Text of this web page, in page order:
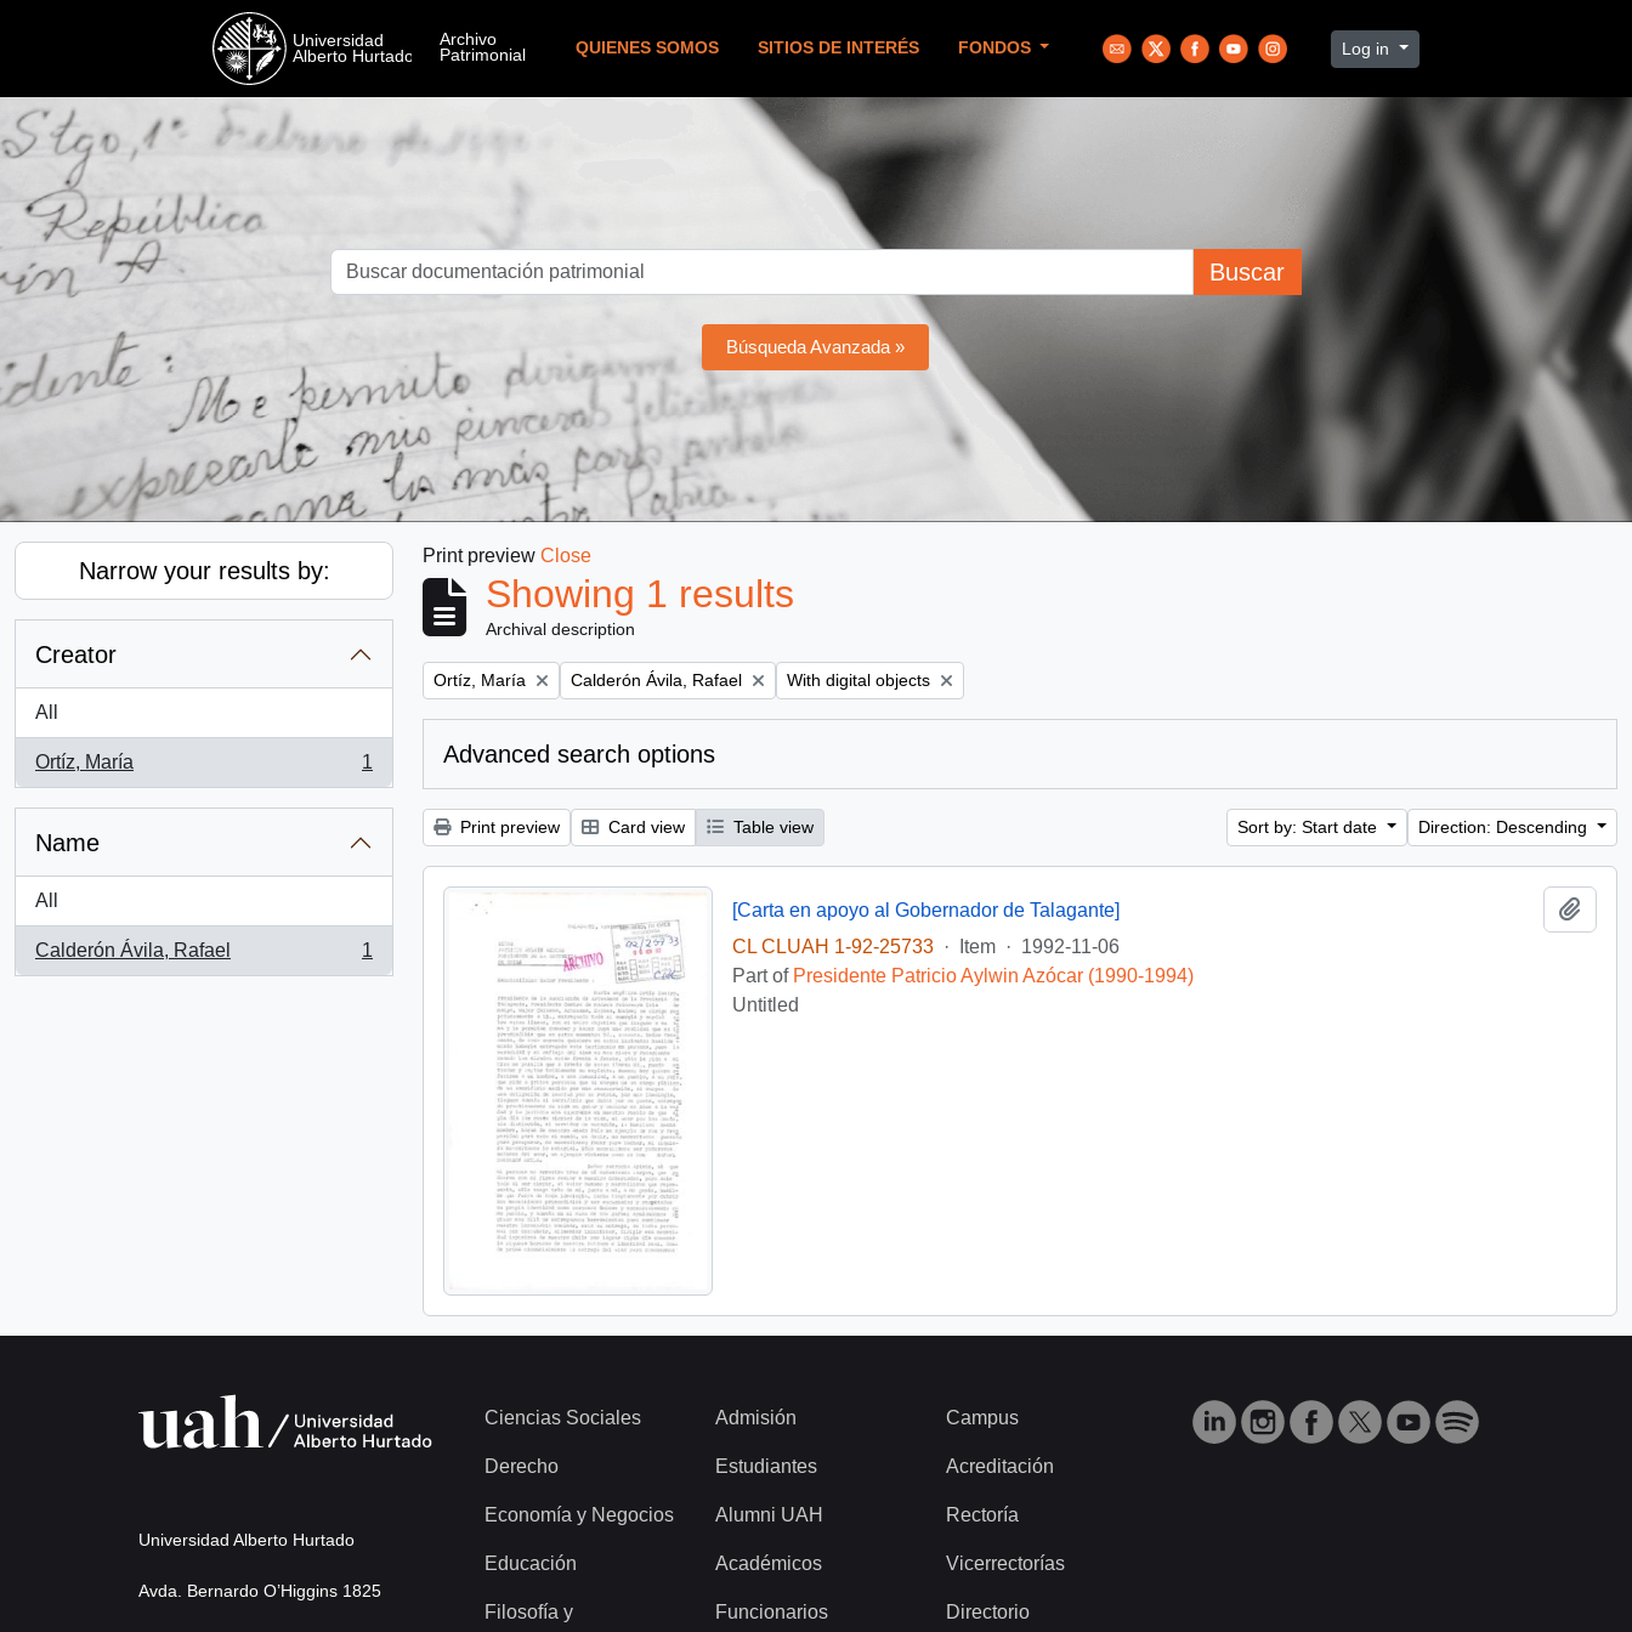
QUIENES SOMOS SITIOS DE INTERÉS FONDOS Log in
Buscar
Búsqueda Avanzada »
Narrow your results by:
Creator
All
Ortíz, María
, 1 results
1
Name
All
Calderón Ávila, Rafael
, 1 results
1
Print preview Close
Showing 1 results
Archival description
Remove filter:
Ortíz, María Remove filter:
Calderón Ávila, Rafael Remove filter:
With digital objects
Advanced search options
Print preview Card view Table view Sort by: Start date Direction: Descending
[Carta en apoyo al Gobernador de Talagante]
CL CLUAH 1-92-25733
· Item · 1992-11-06
Part of Presidente Patricio Aylwin Azócar (1990-1994)
Untitled
Universidad Alberto Hurtado
Avda. Bernardo O’Higgins 1825
Ciencias Sociales
Derecho
Economía y Negocios
Educación
Filosofía y
Admisión
Estudiantes
Alumni UAH
Académicos
Funcionarios
Campus
Acreditación
Rectoría
Vicerrectorías
Directorio